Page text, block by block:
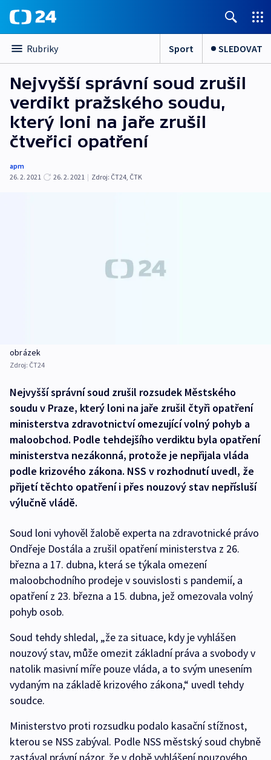
Rubriky Sport SLEDOVAT
Nejvyšší správní soud zrušil
verdikt pražského soudu,
který loni na jaře zrušil
čtveřici opatření
apm
26. 2. 2021
26. 2. 2021 | Zdroj: ČT24, ČTK
obrázek
Zdroj: ČT24
Nejvyšší správní soud zrušil rozsudek Městského
soudu v Praze, který loni na jaře zrušil čtyři opatření
ministerstva zdravotnictví omezující volný pohyb a
maloobchod. Podle tehdejšího verdiktu byla opatření
ministerstva nezákonná, protože je nepřijala vláda
podle krizového zákona. NSS v rozhodnutí uvedl, že
přijetí těchto opatření i přes nouzový stav nepřísluší
výlučně vládě.
Soud loni vyhověl žalobě experta na zdravotnické právo
Ondřeje Dostála a zrušil opatření ministerstva z 26.
března a 17. dubna, která se týkala omezení
maloobchodního prodeje v souvislosti s pandemií, a
opatření z 23. března a 15. dubna, jež omezovala volný
pohyb osob.
Soud tehdy shledal, „že za situace, kdy je vyhlášen
nouzový stav, může omezit základní práva a svobody v
natolik masivní míře pouze vláda, a to svým unesením
vydaným na základě krizového zákona,“ uvedl tehdy
soudce.
Ministerstvo proti rozsudku podalo kasační stížnost,
kterou se NSS zabýval. Podle NSS městský soud chybně